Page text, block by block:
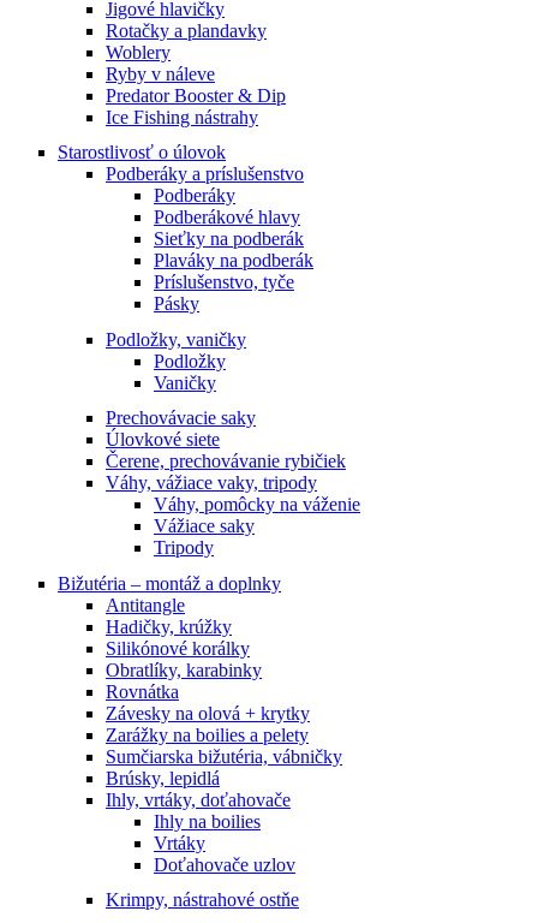
Jigové hlavičky
Rotačky a plandavky
Woblery
Ryby v náleve
Predator Booster & Dip
Ice Fishing nástrahy
Starostlivosť o úlovok
Podberáky a príslušenstvo
Podberáky
Podberákové hlavy
Sieťky na podberák
Plaváky na podberák
Príslušenstvo, tyče
Pásky
Podložky, vaničky
Podložky
Vaničky
Prechovávacie saky
Úlovkové siete
Čerene, prechovávanie rybičiek
Váhy, vážiace vaky, tripody
Váhy, pomôcky na váženie
Vážiace saky
Tripody
Bižutéria – montáž a doplnky
Antitangle
Hadičky, krúžky
Silikónové korálky
Obratlíky, karabinky
Rovnátka
Závesky na olová + krytky
Zarážky na boilies a pelety
Sumčiarska bižutéria, vábničky
Brúsky, lepidlá
Ihly, vrtáky, doťahovače
Ihly na boilies
Vrtáky
Doťahovače uzlov
Krimpy, nástrahové ostňe